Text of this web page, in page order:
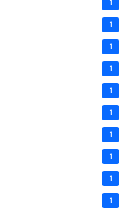
1
1
1
1
1
1
1
1
1
1